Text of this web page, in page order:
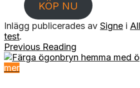
KÖP NU
Inlägg publicerades av Signe i
test.
Previous Reading
mer